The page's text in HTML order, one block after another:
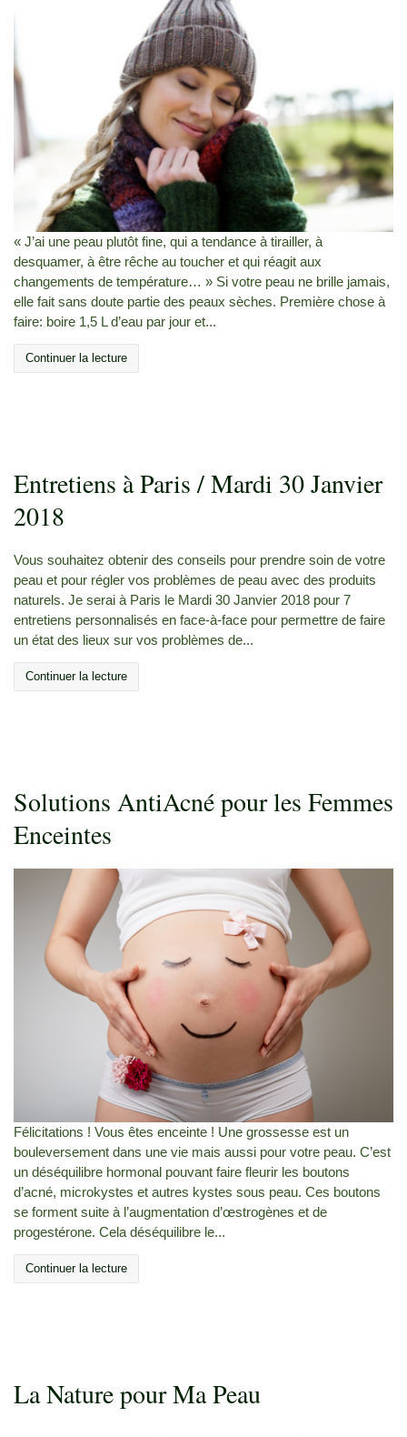
« J’ai une peau plutôt fine, qui a tendance à tirailler, à
desquamer, à être rêche au toucher et qui réagit aux
changements de température… » Si votre peau ne brille jamais,
elle fait sans doute partie des peaux sèches. Première chose à
faire: boire 1,5 L d’eau par jour et...
Continuer la lecture
Entretiens à Paris / Mardi 30 Janvier
2018
Vous souhaitez obtenir des conseils pour prendre soin de votre
peau et pour régler vos problèmes de peau avec des produits
naturels. Je serai à Paris le Mardi 30 Janvier 2018 pour 7
entretiens personnalisés en face-à-face pour permettre de faire
un état des lieux sur vos problèmes de...
Continuer la lecture
Solutions AntiAcné pour les Femmes
Enceintes
Félicitations ! Vous êtes enceinte ! Une grossesse est un
bouleversement dans une vie mais aussi pour votre peau. C’est
un déséquilibre hormonal pouvant faire fleurir les boutons
d’acné, microkystes et autres kystes sous peau. Ces boutons
se forment suite à l’augmentation d’œstrogènes et de
progestérone. Cela déséquilibre le...
Continuer la lecture
La Nature pour Ma Peau